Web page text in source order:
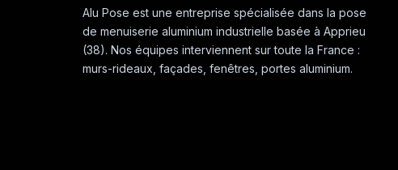
Alu Pose est une entreprise spécialisée dans la pose
de menuiserie aluminium industrielle basée à Apprieu
(38). Nos équipes interviennent sur toute la France :
murs-rideaux, façades, fenêtres, portes aluminium.